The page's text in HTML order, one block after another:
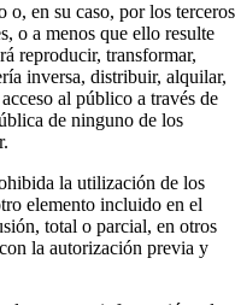
o, en su caso, por los terceros
o a menos que ello resulte
reproducir, transformar,
inversa, distribuir, alquilar,
al público a través de
de ninguno de los
la utilización de los
elemento incluido en el
total o parcial, en otros
la autorización previa y